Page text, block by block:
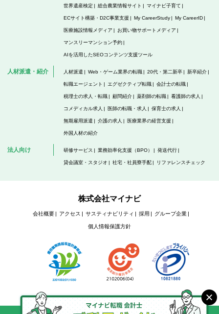
世界遺産検定 総合農業情報サイト マイナビ子育て
ECサイト構築・D2C事業支援 My CareerStudy My CareerID
医療施設情報メディア お買い物サポートメディア
マンスリーマンション予約
AIを活用したSEOコンテンツ支援ツール
人材派遣・紹介 人材派遣 Web・ゲーム業界の転職 20代・第二新卒 新卒紹介
転職エージェント エグゼクティブ転職 会計士の転職
税理士の求人・転職 顧問紹介 薬剤師の転職 看護師の求人
コメディカル求人 医師の転職・求人 保育士の求人
無期雇用派遣 介護の求人 医療業界の経営支援
外国人材の紹介
法人向け 研修サービス 業務効率化支援（BPO） 発送代行
貸会議室・スタジオ 社宅・社員寮手配 リファレンスチェック
株式会社マイナビ
会社概要 アクセス サスティナビリティ 採用 グループ企業
個人情報保護方針